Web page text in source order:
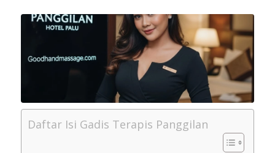
Daftar Isi Gadis Terapis Panggilan